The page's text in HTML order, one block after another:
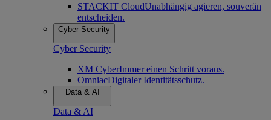
STACKIT CloudUnabhängig agieren, souverän
entscheiden.
Cyber Security
Cyber Security
XM CyberImmer einen Schritt voraus.
OmniacDigitaler Identitätsschutz.
Data & AI
Data & AI